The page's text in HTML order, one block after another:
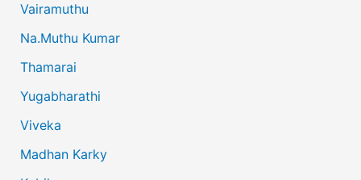
Vairamuthu
Na.Muthu Kumar
Thamarai
Yugabharathi
Viveka
Madhan Karky